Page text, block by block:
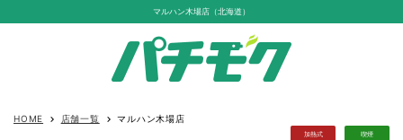
マルハン木場店（北海道）
HOME keyboard_arrow_right 店舗一覧 keyboard_arrow_right マルハン木場店
加熱式
喫煙